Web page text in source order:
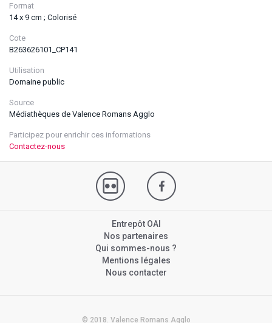
Format
14 x 9 cm ; Colorisé
Cote
B263626101_CP141
Utilisation
Domaine public
Source
Médiathèques de Valence Romans Agglo
Participez pour enrichir ces informations
Contactez-nous
Entrepôt OAI
Nos partenaires
Qui sommes-nous ?
Mentions légales
Nous contacter
© 2018. Valence Romans Agglo